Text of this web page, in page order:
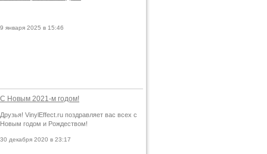
9 января 2025 в 15:46
С Новым 2021-м годом!
Друзья! VinylEffect.ru поздравляет вас всех с
Новым годом и Рождеством!
30 декабря 2020 в 23:17